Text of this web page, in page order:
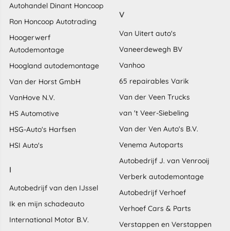
Autohandel Dinant Honcoop
Ron Honcoop Autotrading
Hoogerwerf
Autodemontage
Hoogland autodemontage
Van der Horst GmbH
VanHove N.V.
HS Automotive
HSG-Auto's Harfsen
HSI Auto's
I
Autobedrijf van den IJssel
Ik en mijn schadeauto
International Motor B.V.
V
Van Uitert auto's
Vaneerdewegh BV
Vanhoo
65 repairables Varik
Van der Veen Trucks
van 't Veer-Siebeling
Van der Ven Auto's B.V.
Venema Autoparts
Autobedrijf J. van Venrooij
Verberk autodemontage
Autobedrijf Verhoef
Verhoef Cars & Parts
Verstappen en Verstappen